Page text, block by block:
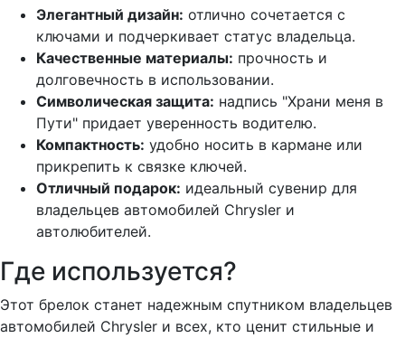
Элегантный дизайн: отлично сочетается с
ключами и подчеркивает статус владельца.
Качественные материалы: прочность и
долговечность в использовании.
Символическая защита: надпись "Храни меня в
Пути" придает уверенность водителю.
Компактность: удобно носить в кармане или
прикрепить к связке ключей.
Отличный подарок: идеальный сувенир для
владельцев автомобилей Chrysler и
автолюбителей.
Где используется?
Этот брелок станет надежным спутником владельцев
автомобилей Chrysler и всех, кто ценит стильные и